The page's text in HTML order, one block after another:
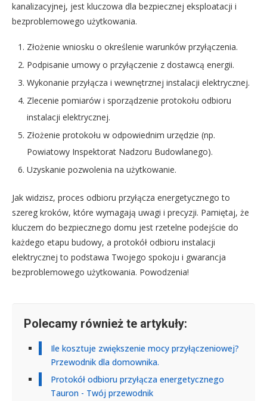
kanalizacyjnej, jest kluczowa dla bezpiecznej eksploatacji i
bezproblemowego użytkowania.
Złożenie wniosku o określenie warunków przyłączenia.
Podpisanie umowy o przyłączenie z dostawcą energii.
Wykonanie przyłącza i wewnętrznej instalacji elektrycznej.
Zlecenie pomiarów i sporządzenie protokołu odbioru
instalacji elektrycznej.
Złożenie protokołu w odpowiednim urzędzie (np.
Powiatowy Inspektorat Nadzoru Budowlanego).
Uzyskanie pozwolenia na użytkowanie.
Jak widzisz, proces odbioru przyłącza energetycznego to
szereg kroków, które wymagają uwagi i precyzji. Pamiętaj, że
kluczem do bezpiecznego domu jest rzetelne podejście do
każdego etapu budowy, a protokół odbioru instalacji
elektrycznej to podstawa Twojego spokoju i gwarancja
bezproblemowego użytkowania. Powodzenia!
Polecamy również te artykuły:
Ile kosztuje zwiększenie mocy przyłączeniowej?
Przewodnik dla domownika.
Protokół odbioru przyłącza energetycznego
Tauron - Twój przewodnik